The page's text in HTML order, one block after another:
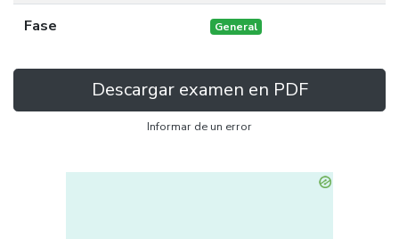
Fase General
Descargar examen en PDF
Informar de un error